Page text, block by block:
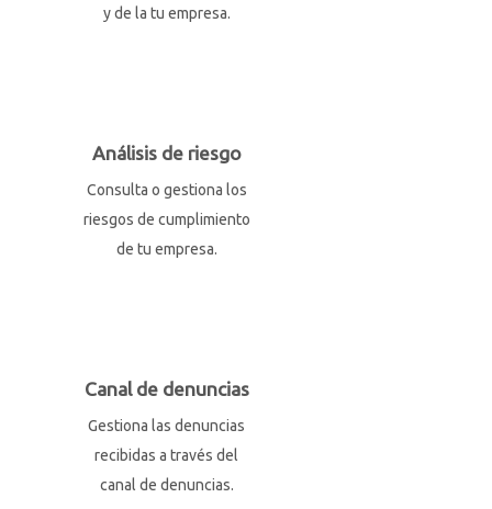
y de la tu empresa.
Análisis de riesgo
Consulta o gestiona los
riesgos de cumplimiento
de tu empresa.
Canal de denuncias
Gestiona las denuncias
recibidas a través del
canal de denuncias.